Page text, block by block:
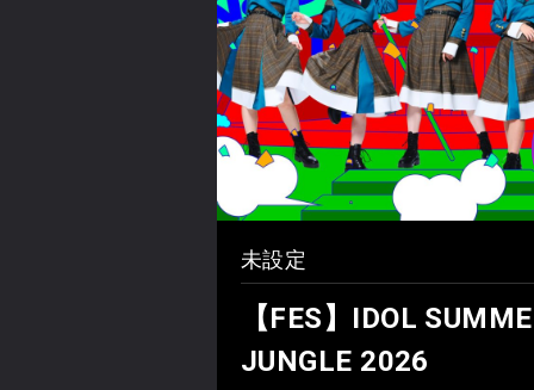
未設定
【FES】IDOL
JUNGLE 2026